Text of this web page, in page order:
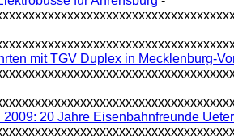
mit TGV Duplex in Mecklenburg-
2009: 20 Jahre Eisenbahnfreunde